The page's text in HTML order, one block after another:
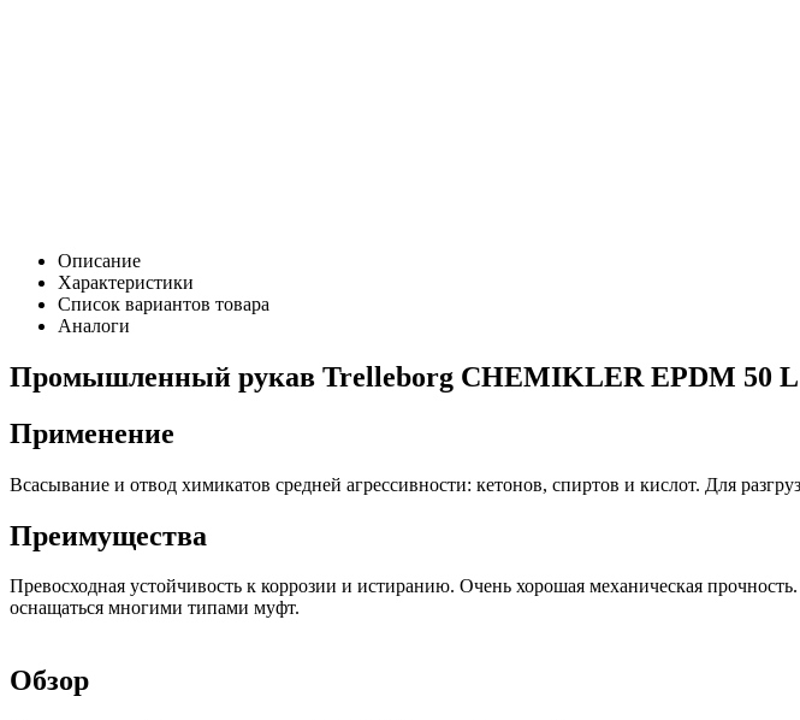
Описание
Характеристики
Список вариантов товара
Аналоги
Промышленный рукав Trelleborg CHEMIKLER EPDM 50 L
Применение
Всасывание и отвод химикатов средней агрессивности: кетонов, спиртов и кислот. Для
Преимущества
Превосходная устойчивость к коррозии и истиранию. Очень хорошая механическая
оснащаться многими типами муфт.
Обзор